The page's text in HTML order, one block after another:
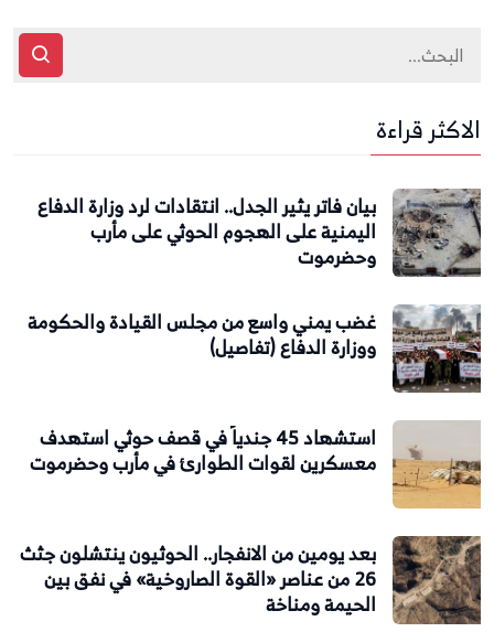
الاكثر قراءة
بيان فاتر يثير الجدل.. انتقادات لرد وزارة الدفاع
اليمنية على الهجوم الحوثي على مأرب
وحضرموت
غضب يمني واسع من مجلس القيادة والحكومة
ووزارة الدفاع (تفاصيل)
استشهاد 45 جندياً في قصف حوثي استهدف
معسكرين لقوات الطوارئ في مأرب وحضرموت
بعد يومين من الانفجار.. الحوثيون ينتشلون جثث
26 من عناصر «القوة الصاروخية» في نفق بين
الحيمة ومناخة